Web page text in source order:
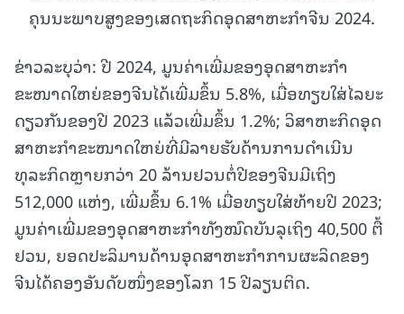
ຄຸນນະພາບສູງຂອງເສດຖະກິດອຸດສາຫະກໍາຈີນ 2024.
ຂ່າວລະບຸວ່າ: ປີ 2024, ມູນຄ່າເພີ່ມຂອງອຸດສາຫະກໍາ
ຂະໜາດໃຫຍ່ຂອງຈີນໄດ້ເພີ່ມຂຶ້ນ 5.8%, ເມື່ອທຽບໃສ່ໄລຍະ
ດຽວກັນຂອງປີ 2023 ແລ້ວເພີ່ມຂຶ້ນ 1.2%; ວິສາຫະກິດອຸດ
ສາຫະກໍາຂະໜາດໃຫຍ່ທີ່ມີລາຍຮັບດ້ານການດຳເນີນ
ທຸລະກິດຫຼາຍກວ່າ 20 ລ້ານຢວນຕໍ່ປີຂອງຈີນມີເຖິງ
512,000 ແຫ່ງ, ເພີ່ມຂຶ້ນ 6.1% ເມື່ອທຽບໃສ່ທ້າຍປີ 2023;
ມູນຄ່າເພີ່ມຂອງອຸດສາຫະກໍາທັງໝົດບັນລຸເຖິງ 40,500 ຕື້
ຢວນ, ຍອດປະລິມານດ້ານອຸດສາຫະກໍາການຜະລິດຂອງ
ຈີນໄດ້ຄອງອັນດັບໜຶ່ງຂອງໂລກ 15 ປີລຽນຕິດ.